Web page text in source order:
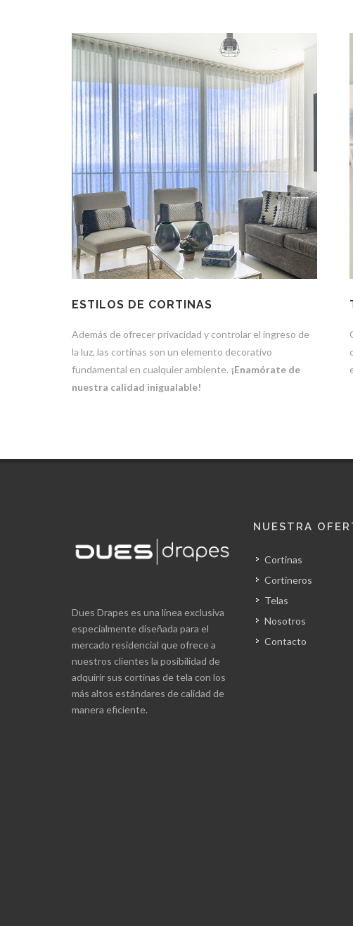
ESTILOS DE CORTINAS
Además de ofrecer privacidad y controlar el ingreso de
la luz, las cortinas son un elemento decorativo
fundamental en cualquier ambiente. ¡Enamórate de
nuestra calidad inigualable!
Dues Drapes es una línea exclusiva
especialmente diseñada para el
mercado residencial que ofrece a
nuestros clientes la posibilidad de
adquirir sus cortinas de tela con los
más altos estándares de calidad de
manera eficiente.
NUESTRA
Cortinas
Cortineros
Telas
Nosotros
Contacto